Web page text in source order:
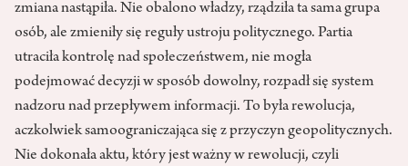
zmiana nastąpiła. Nie obalono władzy, rządziła ta sama grupa
osób, ale zmieniły się reguły ustroju politycznego. Partia
utraciła kontrolę nad społeczeństwem, nie mogła
podejmować decyzji w sposób dowolny, rozpadł się system
nadzoru nad przepływem informacji. To była rewolucja,
aczkolwiek samoograniczająca się z przyczyn geopolitycznych.
Nie dokonała aktu, który jest ważny w rewolucji, czyli